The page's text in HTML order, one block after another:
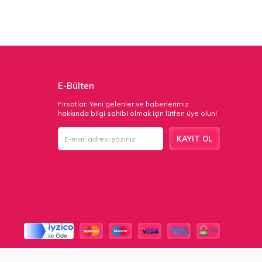
E-Bülten
Fırsatlar, Yeni gelenler ve haberlerimiz
hakkında bilgi sahibi olmak için lütfen üye olun!
KAYIT OL